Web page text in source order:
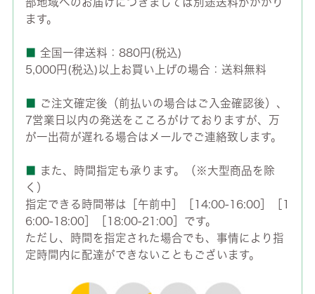
ます。
全国一律送料：880円(税込)
5,000円(税込)以上お買い上げの場合：送料無料
ご注文確定後（前払いの場合はご入金確認後）、
7営業日以内の発送をこころがけておりますが、万
が一出荷が遅れる場合はメールでご連絡致します。
また、時間指定も承ります。（※大型商品を除
く）
指定できる時間帯は［午前中］［14:00-16:00］［1
6:00-18:00］［18:00-21:00］です。
ただし、時間を指定された場合でも、事情により指
定時間内に配達ができないこともございます。